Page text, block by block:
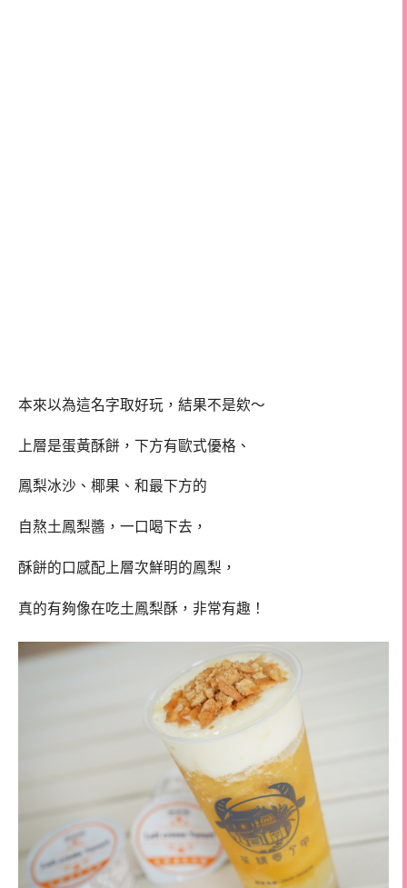
本來以為這名字取好玩，結果不是欸～
上層是蛋黃酥餅，下方有歐式優格、
鳳梨冰沙、椰果、和最下方的
自熬土鳳梨醬，一口喝下去，
酥餅的口感配上層次鮮明的鳳梨，
真的有夠像在吃土鳳梨酥，非常有趣！